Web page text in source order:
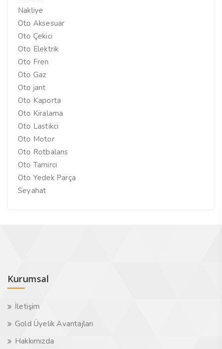
Nakliye
Oto Aksesuar
Oto Çekici
Oto Elektrik
Oto Fren
Oto Gaz
Oto jant
Oto Kaporta
Oto Kiralama
Oto Lastikci
Oto Motor
Oto Rotbalans
Oto Tamirci
Oto Yedek Parça
Seyahat
Kurumsal
İletişim
Gold Üyelik Avantajları
Hakkımızda